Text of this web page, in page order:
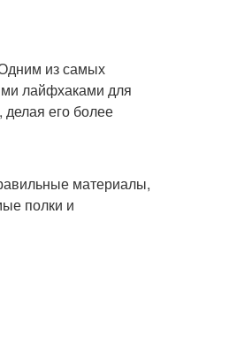
из самых
лайфхаками для
его более
материалы,
полки и